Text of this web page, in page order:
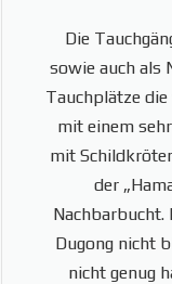
Die
sowie auch als
Tauchplätze
mit einem
mit
der
Nachbarbucht.
Dugong nicht
nicht genug